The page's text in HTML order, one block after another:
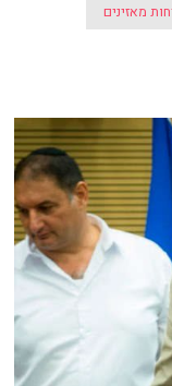
מאזינים